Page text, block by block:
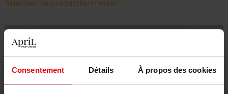
Consentement Détails À propos des cookies
Selecteer de productkenmerken.
Gratis levering bij aankoop van min. 55€